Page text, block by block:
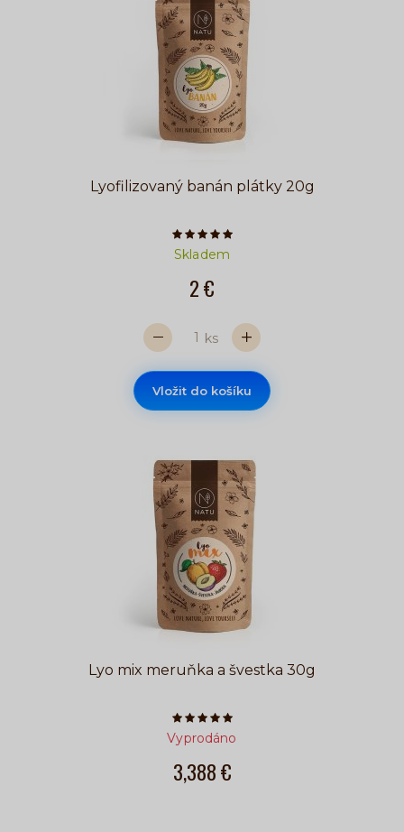
Lyofilizovaný banán plátky 20g
Počet hvězdiček je 5 z 5
Skladem
2 €
ks
Vložit do košíku
Lyo mix meruňka a švestka 30g
Počet hvězdiček je 5 z 5
Vyprodáno
3,388 €